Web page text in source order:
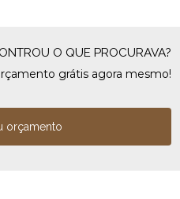
O QUE PROCURAVA?
grátis agora mesmo!
orçamento